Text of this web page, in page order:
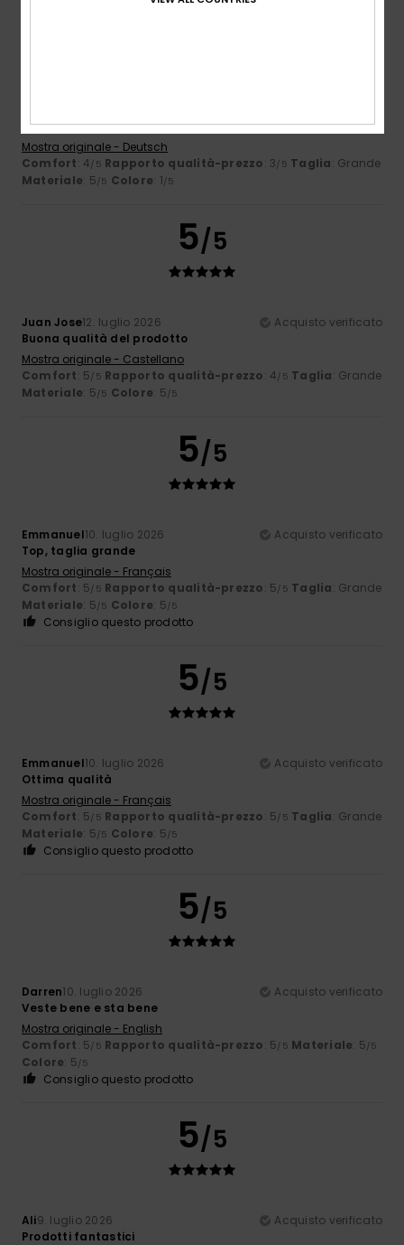
/5
uniforme
Mostra originale - Deutsch
Comfort: 4/5 Rapporto qualità-prezzo: 3/5 Taglia: Grande
Materiale: 5/5 Colore: 1/5
5/5
Juan Jose12. luglio 2026
Acquisto verificato
Buona qualità del prodotto
Mostra originale - Castellano
Comfort: 5/5 Rapporto qualità-prezzo: 4/5 Taglia: Grande
Materiale: 5/5 Colore: 5/5
5/5
Emmanuel10. luglio 2026
Acquisto verificato
Top, taglia grande
Mostra originale - Français
Comfort: 5/5 Rapporto qualità-prezzo: 5/5 Taglia: Grande
Materiale: 5/5 Colore: 5/5
Consiglio questo prodotto
5/5
Emmanuel10. luglio 2026
Acquisto verificato
Ottima qualità
Mostra originale - Français
Comfort: 5/5 Rapporto qualità-prezzo: 5/5 Taglia: Grande
Materiale: 5/5 Colore: 5/5
Consiglio questo prodotto
5/5
Darren10. luglio 2026
Acquisto verificato
Veste bene e sta bene
Mostra originale - English
Comfort: 5/5 Rapporto qualità-prezzo: 5/5 Materiale: 5/5
Colore: 5/5
Consiglio questo prodotto
5/5
Ali9. luglio 2026
Acquisto verificato
Prodotti fantastici